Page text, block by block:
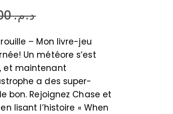
د.م.520,00
– Mon livre-jeu
Un météore s’est
et maintenant
a des super-
bon. Rejoignez Chase et
lisant l’histoire « When